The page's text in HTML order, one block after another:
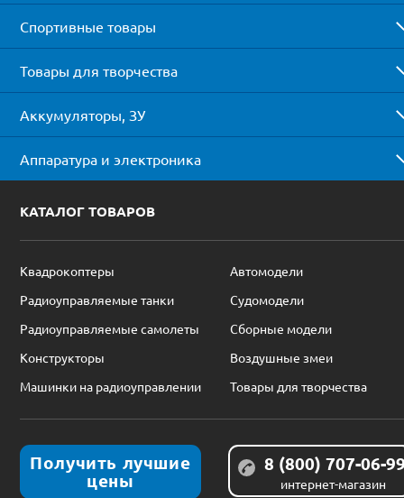
Спортивные товары
Товары для творчества
Аккумуляторы, ЗУ
Аппаратура и электроника
КАТАЛОГ ТОВАРОВ
Квадрокоптеры
Автомодели
Радиоуправляемые танки
Судомодели
Радиоуправляемые самолеты
Сборные модели
Конструкторы
Воздушные змеи
Машинки на радиоуправлении
Товары для творчества
Получить лучшие
цены
8 (800) 707-06-
интернет-магазин